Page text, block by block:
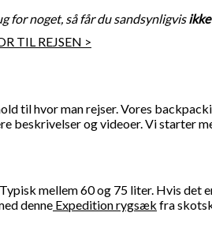
for noget, så får du sandsynligvisikke
TIL REJSEN >
til hvor man rejser. Vores
beskrivelser og videoer. Vi starter
mellem 60 og 75 liter. Hvis det
denne Expedition rygsæk fra